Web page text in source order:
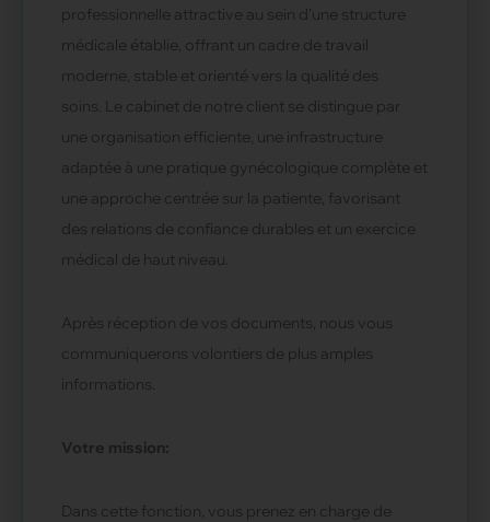
professionnelle attractive au sein d’une structure
médicale établie, offrant un cadre de travail
moderne, stable et orienté vers la qualité des
soins. Le cabinet de notre client se distingue par
une organisation efficiente, une infrastructure
adaptée à une pratique gynécologique complète et
une approche centrée sur la patiente, favorisant
des relations de confiance durables et un exercice
médical de haut niveau.
Après réception de vos documents, nous vous
communiquerons volontiers de plus amples
informations.
Votre mission:
Dans cette fonction, vous prenez en charge de